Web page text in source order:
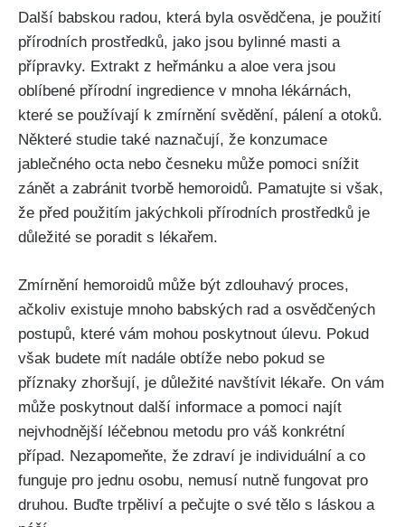
Další babskou radou, která byla osvědčena, je⁤ použití
přírodních prostředků, jako jsou bylinné masti a
‌přípravky. Extrakt z heřmánku a aloe vera jsou
oblíbené přírodní ingredience v mnoha lékárnách,
které se používají k ​zmírnění svědění, pálení a⁢ otoků.
Některé studie také⁣ naznačují, že konzumace
jablečného octa nebo česneku může pomoci snížit
zánět a zabránit tvorbě hemoroidů. Pamatujte si však,
že před použitím jakýchkoli ⁢přírodních prostředků je
důležité se poradit s lékařem.
Zmírnění hemoroidů může být zdlouhavý proces,
ačkoliv existuje mnoho babských rad a osvědčených
postupů, které vám mohou‌ poskytnout úlevu. ‌Pokud
však budete mít nadále obtíže nebo pokud se
příznaky zhoršují, je důležité navštívit lékaře. On vám
může poskytnout ⁢další informace a pomoci ⁢najít
nejvhodnější léčebnou metodu pro váš konkrétní
‍případ. Nezapomeňte, že zdraví​ je individuální a ⁢co
funguje pro jednu osobu, nemusí nutně fungovat⁢ pro
druhou. Buďte trpěliví​ a pečujte o své​ tělo s láskou a